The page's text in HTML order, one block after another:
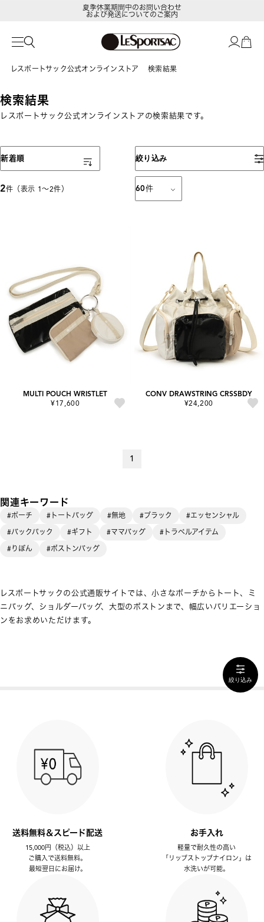
夏季休業期間中のお問い合わせ
および発送についてのご案内
レスポートサック公式オンラインストア 検索結果
検索結果
レスポートサック公式オンラインストアの検索結果です。
絞り込み
2件（表示 1〜2件） 60件
表示順
新着順
MULTI POUCH WRISTLET
¥17,600
CONV DRAWSTRING CRSSBDY
¥24,200
1
関連キーワード
#ポーチ #トートバッグ #無地 #ブラック
#エッセンシャル
#バックパック
#ギフト #ママバッグ
#トラベルアイテム
#りぼん
#ボストンバッグ
レスポートサックの公式通販サイトでは、小さなポーチからトート、ミ
ニバッグ、ショルダーバッグ、大型のボストンまで、幅広いバリエーショ
ンをお求めいただけます。
絞り込み
送料無料＆スピード配送
15,000円（税込）以上
ご購入で送料無料。
最短翌日にお届け。
お手入れ
軽量で耐久性の高い
「リップストップナイロン」は
水洗いが可能。